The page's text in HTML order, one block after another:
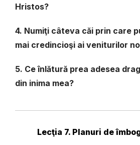
Hristos?
4. Numiţi câteva căi prin care
mai credincioşi ai veniturilor
5. Ce înlătură prea adesea
din inima mea?
Lecţia 7. Planuri de